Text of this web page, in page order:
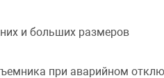
и больших размеров
при аварийном